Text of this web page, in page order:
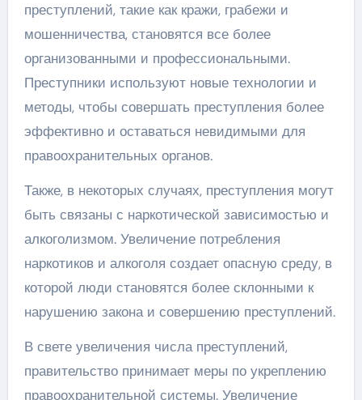
преступлений, такие как кражи, грабежи и
мошенничества, становятся все более
организованными и профессиональными.
Преступники используют новые технологии и
методы, чтобы совершать преступления более
эффективно и оставаться невидимыми для
правоохранительных органов.
Также, в некоторых случаях, преступления могут
быть связаны с наркотической зависимостью и
алкоголизмом. Увеличение потребления
наркотиков и алкоголя создает опасную среду, в
которой люди становятся более склонными к
нарушению закона и совершению преступлений.
В свете увеличения числа преступлений,
правительство принимает меры по укреплению
правоохранительной системы. Увеличение